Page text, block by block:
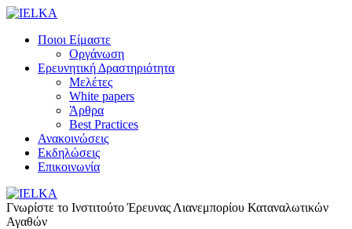
Ποιοι Είμαστε
Οργάνωση
Ερευνητική Δραστηριότητα
Μελέτες
White papers
Άρθρα
Best Practices
Ανακοινώσεις
Εκδηλώσεις
Επικοινωνία
Γνωρίστε το Iνστιτούτο Έρευνας Λιανεμπορίου Καταναλωτικών
Αγαθών